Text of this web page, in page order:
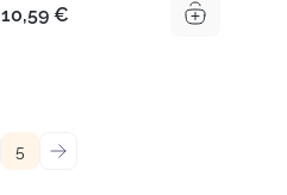
10,59 €
5 →